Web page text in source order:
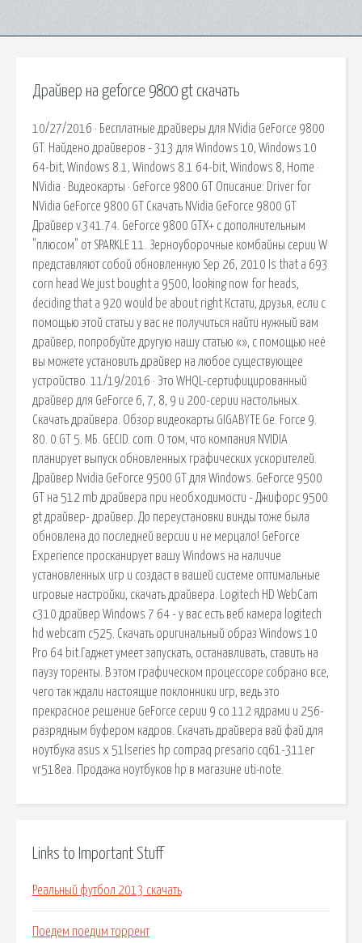
Драйвер на geforce 9800 gt скачать
10/27/2016 · Бесплатные драйверы для NVidia GeForce 9800
GT. Найдено драйверов - 313 для Windows 10, Windows 10
64-bit, Windows 8.1, Windows 8.1 64-bit, Windows 8, Home ·
NVidia · Видеокарты · GeForce 9800 GT Описание: Driver for
NVidia GeForce 9800 GT Скачать NVidia GeForce 9800 GT
Драйвер v.341.74. GeForce 9800 GTX+ с дополнительным
"плюсом" от SPARKLE 11. Зерноуборочные комбайны серии W
представляют собой обновленную Sep 26, 2010 Is that a 693
corn head We just bought a 9500, looking now for heads,
deciding that a 920 would be about right Кстати, друзья, если с
помощью этой статьи у вас не получиться найти нужный вам
драйвер, попробуйте другую нашу статью «», с помощью неё
вы можете установить драйвер на любое существующее
устройство. 11/19/2016 · Это WHQL-сертифицированный
драйвер для GeForce 6, 7, 8, 9 и 200-серии настольных.
Скачать драйвера. Обзор видеокарты GIGABYTE Ge. Force 9.
80. 0 GT 5. МБ. GECID. com. О том, что компания NVIDIA
планирует выпуск обновленных графических ускорителей.
Драйвер Nvidia GeForce 9500 GT для Windows. GeForce 9500
GT на 512 mb драйвера при необходимости - Джифорс 9500
gt драйвер- драйвер. До переустановки винды тоже была
обновлена до последней версии и не мерцало! GeForce
Experience просканирует вашу Windows на наличие
установленных игр и создаст в вашей системе оптимальные
игровые настройки, скачать драйвера. Logitech HD WebCam
c310 драйвер Windows 7 64 - у вас есть веб камера logitech
hd webcam c525. Скачать оригинальный образ Windows 10
Pro 64 bit.Гаджет умеет запускать, останавливать, ставить на
паузу торенты. В этом графическом процессоре собрано все,
чего так ждали настоящие поклонники игр, ведь это
прекрасное решение GeForce серии 9 со 112 ядрами и 256-
разрядным буфером кадров. Скачать драйвера вай фай для
ноутбука asus x 51lseries hp compaq presario cq61-311er
vr518ea. Продажа ноутбуков hp в магазине uti-note.
Links to Important Stuff
Реальный футбол 2013 скачать
Поедем поедим торрент